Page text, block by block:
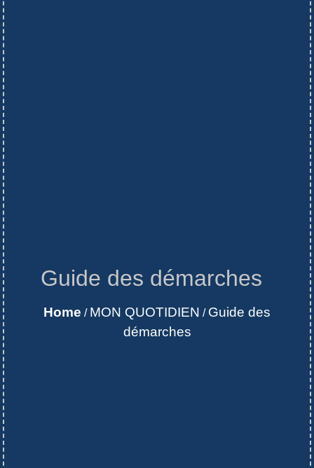
Guide des démarches
Home / MON QUOTIDIEN / Guide des
démarches